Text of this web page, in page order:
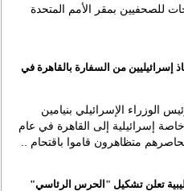
بمقر الأمم المتحدة
إسرائيليين من السفارة بالقاهرة في
الوزراء الإسرائيلي بنيامين
إسرائيلية إلى القاهرة في عام
تعلن تشكيل "الحرس الرئاسي"